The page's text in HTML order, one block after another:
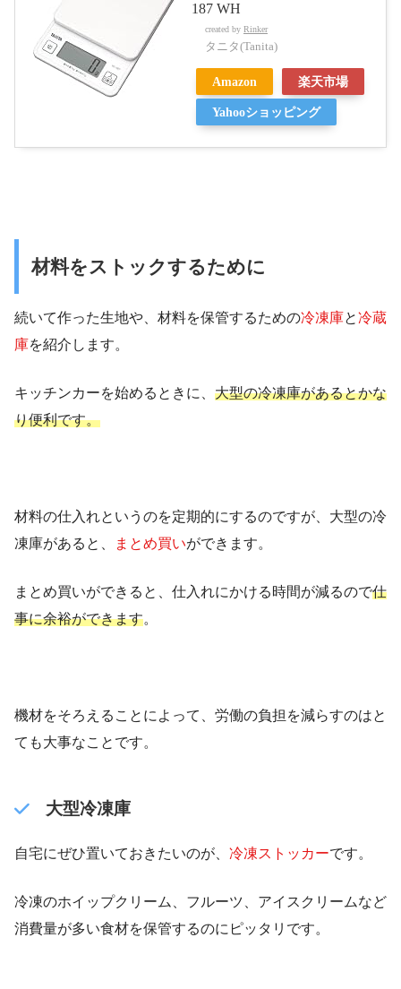
187 WH
created by Rinker
タニタ(Tanita)
Amazon 楽天市場
Yahooショッピング
材料をストックするために
続いて作った生地や、材料を保管するための冷凍庫と冷蔵
庫を紹介します。
キッチンカーを始めるときに、 大型の冷凍庫があるとかな
り便利です。
材料の仕入れというのを定期的にするのですが、大型の冷
凍庫があると、
まとめ買いができます。
まとめ買いができると、仕入れにかける時間が減るので仕
事に余裕ができます。
機材をそろえることによって、労働の負担を減らすのはと
ても大事なことです。
大型冷凍庫
自宅にぜひ置いておきたいのが、 冷凍ストッカーです。
冷凍のホイップクリーム、フルーツ、アイスクリームなど
消費量が多い食材を保管するのにピッタリです。